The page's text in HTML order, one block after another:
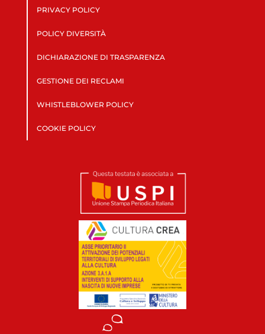
PRIVACY POLICY
POLICY DIVERSITÀ
DICHIARAZIONE DI TRASPARENZA
GESTIONE DEI RECLAMI
WHISTLEBLOWER POLICY
COOKIE POLICY